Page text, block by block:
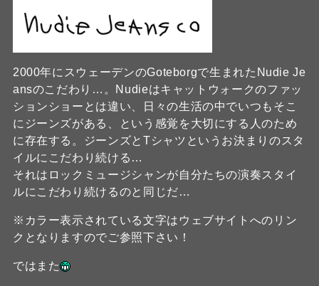
2000年にスウェーデンのGoteborgで生まれたNudie Je
ansのこだわり…。Nudieはキャットウォークのファッ
ションショーとは違い、日々の生活の中でいつもそこ
にジーンズがある、という感覚を大切にする人のため
に存在する。ジーンズとTシャツというお決まりのスタ
イルにこだわり続ける…
それはロックミュージシャンが自分たちの演奏スタイ
ルにこだわり続けるのと同じだ…
※カラー表示されている文字はウェブサイトへのリン
クとなりますのでご参照下さい！
ではまた